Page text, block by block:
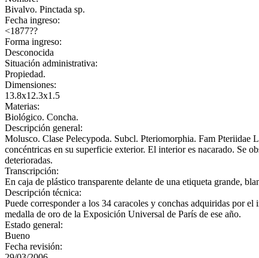
Bivalvo. Pinctada sp.
Fecha ingreso:
<1877??
Forma ingreso:
Desconocida
Situación administrativa:
Propiedad.
Dimensiones:
13.8x12.3x1.5
Materias:
Biológico. Concha.
Descripción general:
Molusco. Clase Pelecypoda. Subcl. Pteriomorphia. Fam Pteriidae
concéntricas en su superficie exterior. El interior es nacarado. Se
deterioradas.
Transcripción:
En caja de plástico transparente delante de una etiqueta
Descripción técnica:
Puede corresponder a los 34 caracoles y conchas adquiridas por
medalla de oro de la Exposición Universal de París de ese año.
Estado general:
Bueno
Fecha revisión: